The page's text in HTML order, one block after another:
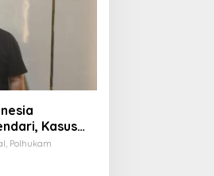
Kasus
Masuk
Polhukam